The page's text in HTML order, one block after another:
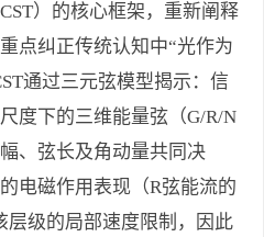
）的核心框架，重新阐释
点纠正传统认知中“光作为
通过三元弦模型揭示：信
度下的三维能量弦（G/R/N
、弦长及角动量共同决
电磁作用表现（R弦能流的
层级的局部速度限制，因此